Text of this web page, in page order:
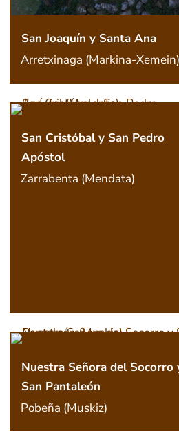
San Joaquín y Santa Ana
Arretxinaga (Markina-Xemein)
San Cristóbal y San Pedro
Apóstol
Zarrabenta (Mendata)
Nuestra Señora del Socorro
San Pantaleón
Pobeña (Muskiz)